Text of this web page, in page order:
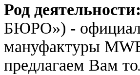
Род деятельности:
БЮРО») -
мануфактуры
предлагаем Вам